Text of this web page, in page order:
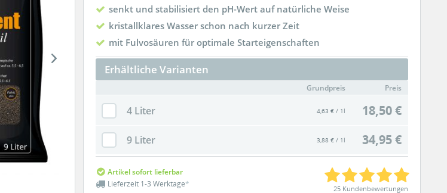
senkt und stabilisiert den pH-Wert auf natürliche Weise
kristallklares Wasser schon nach kurzer Zeit
mit Fulvosäuren für optimale Starteigenschaften
Erhältliche Varianten
Grundpreis Preis
4 Liter 4,63 € / 1l 18,50 €
9 Liter 3,88 € / 1l 34,95 €
Artikel sofort lieferbar
Lieferzeit 1-3 Werktage* 25 Kundenbewertungen